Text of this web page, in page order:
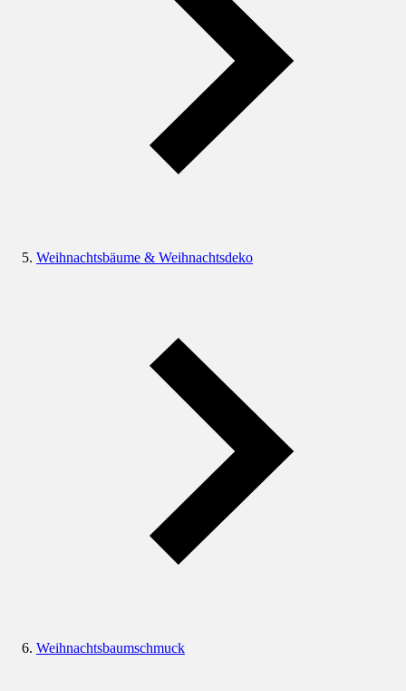
Weihnachtsbäume & Weihnachtsdeko
Weihnachtsbaumschmuck